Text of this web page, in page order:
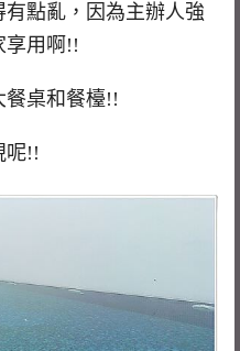
點亂，因為主辦人強
享用啊!!
餐桌和餐檯!!
呢!!